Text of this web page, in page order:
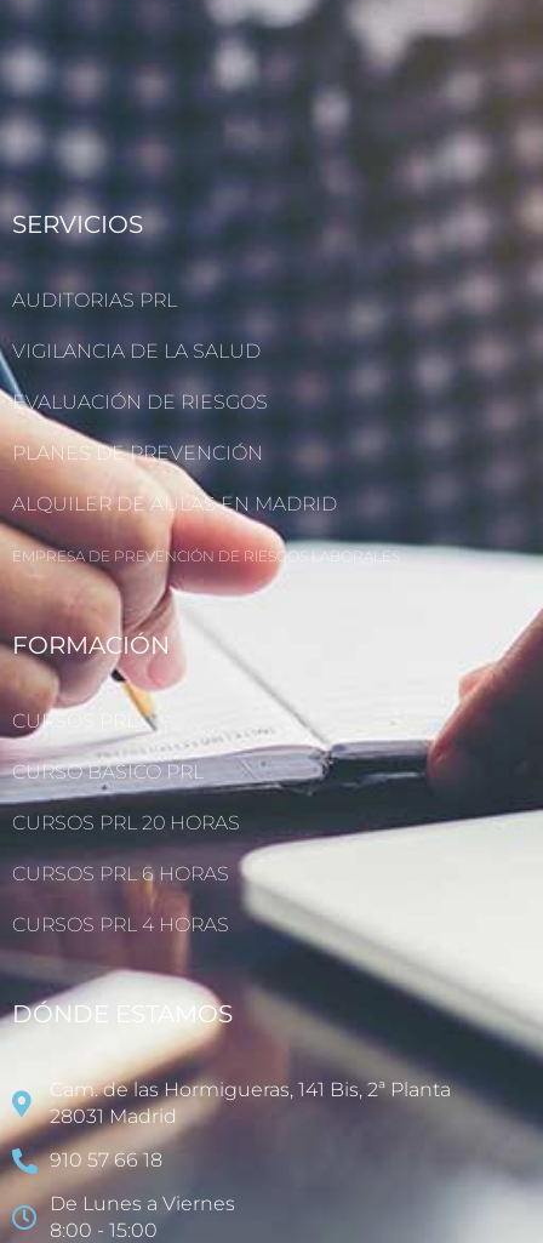
SERVICIOS
AUDITORIAS PRL
VIGILANCIA DE LA SALUD
EVALUACIÓN DE RIESGOS
PLANES DE PREVENCIÓN
ALQUILER DE AULAS EN MADRID
EMPRESA DE PREVENCIÓN DE RIESGOS LABORALES
FORMACIÓN
CURSOS PRL
CURSO BÁSICO PRL
CURSOS PRL 20 HORAS
CURSOS PRL 6 HORAS
CURSOS PRL 4 HORAS
DÓNDE ESTAMOS
Cam. de las Hormigueras, 141 Bis, 2ª Planta
28031 Madrid
910 57 66 18
De Lunes a Viernes
8:00 - 15:00